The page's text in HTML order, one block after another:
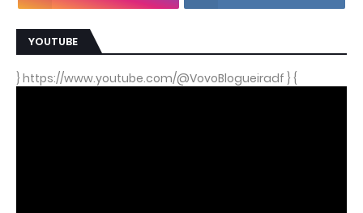
YOUTUBE
} https://www.youtube.com/@VovoBlogueiradf } {